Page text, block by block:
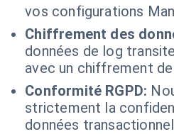
vos configurations
Chiffrement des
données de log
avec un chiffrement de
Conformité RGPD:
strictement la
données